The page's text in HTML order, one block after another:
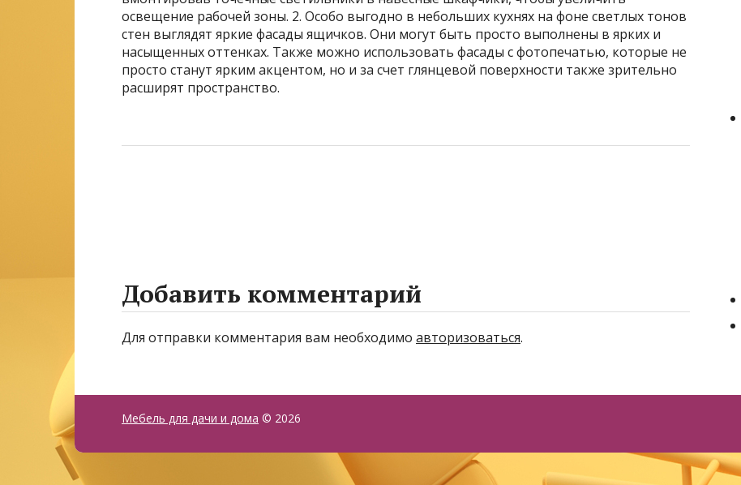
освещение рабочей зоны. 2. Особо выгодно в небольших кухнях на фоне светлых тонов
стен выглядят яркие фасады ящичков. Они могут быть просто выполнены в ярких и
насыщенных оттенках. Также можно использовать фасады с фотопечатью, которые не
просто станут ярким акцентом, но и за счет глянцевой поверхности также зрительно
расширят пространство.
Добавить комментарий
Для отправки комментария вам необходимо авторизоваться.
Мебель для дачи и дома © 2026